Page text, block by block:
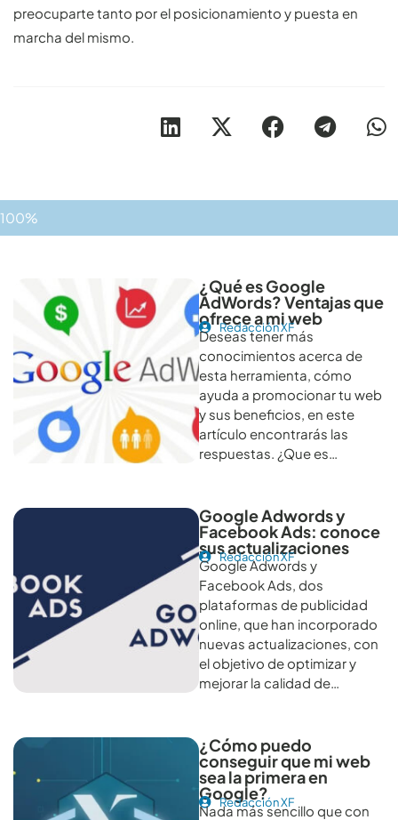
preocuparte tanto por el posicionamiento y puesta en
marcha del mismo.
100%
¿Qué es Google
AdWords? Ventajas que
ofrece a mi web
Redacción XF
Deseas tener más
conocimientos acerca de
esta herramienta, cómo
ayuda a promocionar tu web
y sus beneficios, en este
artículo encontrarás las
respuestas. ¿Que es…
Google Adwords y
Facebook Ads: conoce
sus actualizaciones
Redacción XF
Google Adwords y
Facebook Ads, dos
plataformas de publicidad
online, que han incorporado
nuevas actualizaciones, con
el objetivo de optimizar y
mejorar la calidad de…
¿Cómo puedo
conseguir que mi web
sea la primera en
Google?
Redacción XF
Nada más sencillo que con